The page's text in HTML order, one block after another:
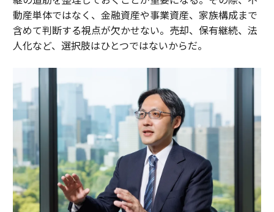
動産単体ではなく、金融資産や事業資産、家族構成まで
含めて判断する視点が欠かせない。売却、保有継続、法
人化など、選択肢はひとつではないからだ。